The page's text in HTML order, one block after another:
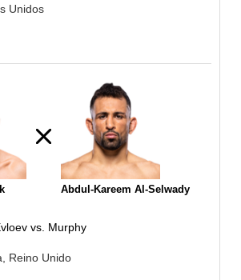
Unidos
Abdul-Kareem Al-Selwady
vs. Murphy
Reino Unido